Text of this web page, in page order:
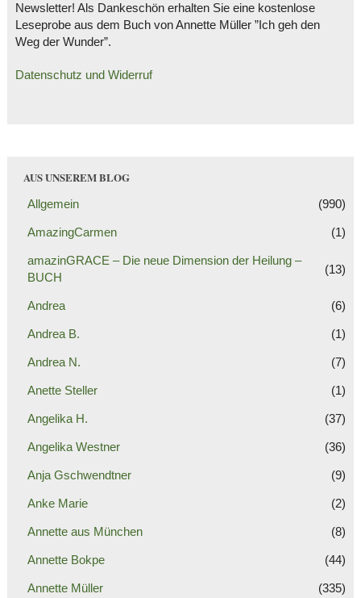
Newsletter! Als Dankeschön erhalten Sie eine kostenlose
Leseprobe aus dem Buch von Annette Müller ”Ich geh den
Weg der Wunder”.
Datenschutz und Widerruf
AUS UNSEREM BLOG
Allgemein (990)
AmazingCarmen (1)
amazinGRACE – Die neue Dimension der Heilung –
BUCH
(13)
Andrea (6)
Andrea B. (1)
Andrea N. (7)
Anette Steller (1)
Angelika H. (37)
Angelika Westner (36)
Anja Gschwendtner (9)
Anke Marie (2)
Annette aus München (8)
Annette Bokpe (44)
Annette Müller (335)